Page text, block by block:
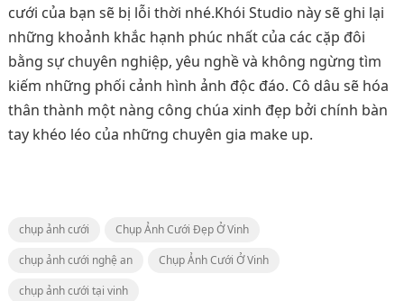
cưới của bạn sẽ bị lỗi thời nhé.Khói Studio này sẽ ghi lại
những khoảnh khắc hạnh phúc nhất của các cặp đôi
bằng sự chuyên nghiệp, yêu nghề và không ngừng tìm
kiếm những phối cảnh hình ảnh độc đáo. Cô dâu sẽ hóa
thân thành một nàng công chúa xinh đẹp bởi chính bàn
tay khéo léo của những chuyên gia make up.
chụp ảnh cưới
Chụp Ảnh Cưới Đẹp Ở Vinh
chụp ảnh cưới nghệ an
Chụp Ảnh Cưới Ở Vinh
chụp ảnh cưới tại vinh